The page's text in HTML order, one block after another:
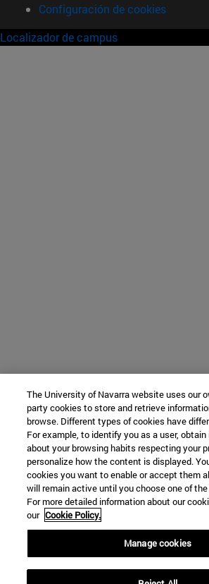
Configuración de cookies
Localizador de campus
The University of Navarra website uses our
party cookies to store and retrieve
browse. Different types of cookies have
For example, to identify you as a user,
about your browsing habits respecting your
personalize how the content is displayed.
cookies you want to enable or accept them
will remain active until you choose one of
For more detailed information about our
our Cookie Policy.
Manage cookies